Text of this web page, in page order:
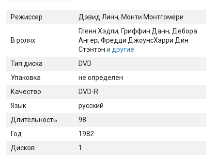
Режиссер Дэвид Линч, Монти Монтгомери
В ролях
Гленн Хэдли, Гриффин Данн, Дебора
Ангер, Фредди ДжоунсХэрри Дин
Стэнтон и другие
Тип диска
DVD
Упаковка
не определен
Качество
DVD-R
Язык
русский
Длительность
98
Год
1982
Дисков
1